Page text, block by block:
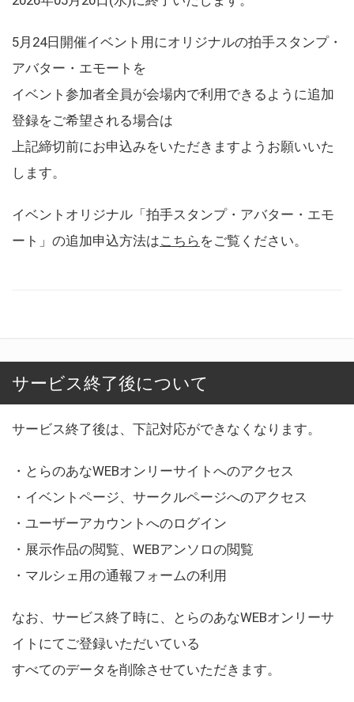
5月24日開催イベント用にオリジナルの拍手スタンプ・
アバター・エモートを
イベント参加者全員が会場内で利用できるように追加
登録をご希望される場合は
上記締切前にお申込みをいただきますようお願いいた
します。
イベントオリジナル「拍手スタンプ・アバター・エモ
ート」の追加申込方法はこちら をご覧ください。
サービス終了後について
サービス終了後は、下記対応ができなくなります。
・とらのあなWEBオンリーサイトへのアクセス
・イベントページ、サークルページへのアクセス
・ユーザーアカウントへのログイン
・展示作品の閲覧、WEBアンソロの閲覧
・マルシェ用の通報フォームの利用
なお、サービス終了時に、とらのあなWEBオンリーサ
イトにてご登録いただいている
すべてのデータを削除させていただきます。